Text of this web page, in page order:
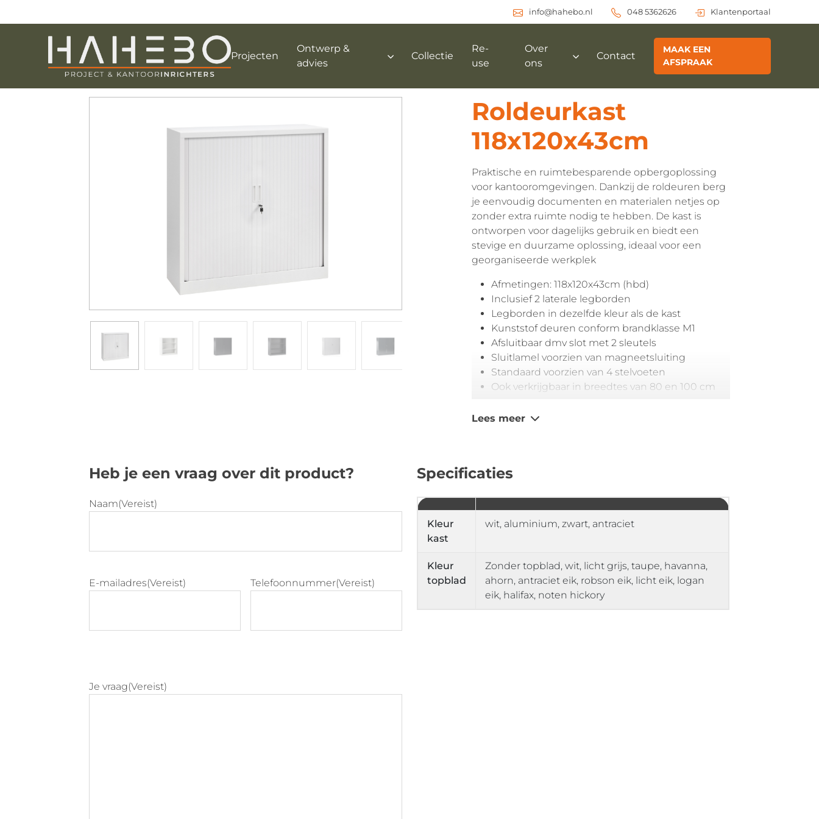
info@hahebo.nl 048 5362626 Klantenportaal
Projecten
Ontwerp &
advies
Collectie
Re-
use
Over
ons
Contact
MAAK EEN
AFSPRAAK
Roldeurkast
118x120x43cm
Praktische en ruimtebesparende opbergoplossing
voor kantooromgevingen. Dankzij de roldeuren berg
je eenvoudig documenten en materialen netjes op
zonder extra ruimte nodig te hebben. De kast is
ontworpen voor dagelijks gebruik en biedt een
stevige en duurzame oplossing, ideaal voor een
georganiseerde werkplek
Afmetingen: 118x120x43cm (hbd)
Inclusief 2 laterale legborden
Legborden in dezelfde kleur als de kast
Kunststof deuren conform brandklasse M1
Afsluitbaar dmv slot met 2 sleutels
Sluitlamel voorzien van magneetsluiting
Standaard voorzien van 4 stelvoeten
Ook verkrijgbaar in breedtes van 80 en 100 cm
Lees meer
Heb je een vraag over dit product?
Naam(Vereist)
E-mailadres(Vereist) Telefoonnummer(Vereist)
Je vraag(Vereist)
Specificaties
Kleur
kast
wit, aluminium, zwart, antraciet
Kleur
topblad
Zonder topblad, wit, licht grijs, taupe, havanna,
ahorn, antraciet eik, robson eik, licht eik, logan
eik, halifax, noten hickory